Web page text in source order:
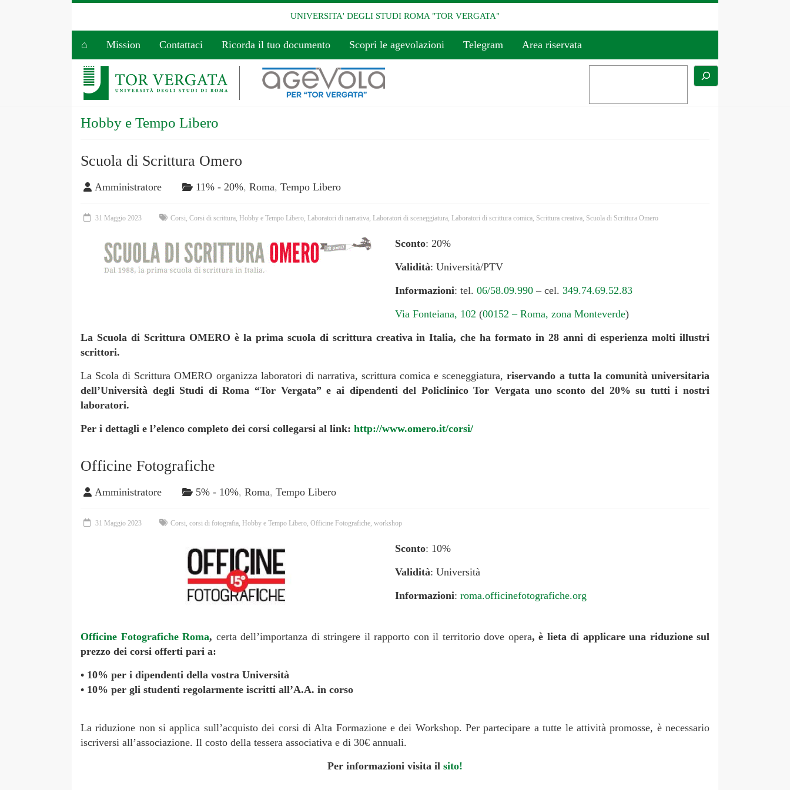
UNIVERSITA' DEGLI STUDI ROMA "TOR VERGATA"
⌂ Mission Contattaci Ricorda il tuo documento Scopri le agevolazioni Telegram Area riservata
Hobby e Tempo Libero
Scuola di Scrittura Omero
Amministratore 11% - 20%, Roma, Tempo Libero
31 Maggio 2023 Corsi, Corsi di scrittura, Hobby e Tempo Libero, Laboratori di narrativa, Laboratori di sceneggiatura, Laboratori di scrittura comica, Scrittura creativa, Scuola di Scrittura Omero
Sconto: 20%
Validità: Università/PTV
Informazioni: tel. 06/58.09.990 – cel. 349.74.69.52.83
Via Fonteiana, 102 (00152 – Roma, zona Monteverde)
La Scuola di Scrittura OMERO è la prima scuola di scrittura creativa in Italia, che ha formato in 28 anni di esperienza molti illustri
scrittori.
La Scola di Scrittura OMERO organizza laboratori di narrativa, scrittura comica e sceneggiatura, riservando a tutta la comunità universitaria
dell’Università degli Studi di Roma “Tor Vergata” e ai dipendenti del Policlinico Tor Vergata uno sconto del 20% su tutti i nostri
laboratori.
Per i dettagli e l’elenco completo dei corsi collegarsi al link: http://www.omero.it/corsi/
Officine Fotografiche
Amministratore 5% - 10%, Roma, Tempo Libero
31 Maggio 2023 Corsi, corsi di fotografia, Hobby e Tempo Libero, Officine Fotografiche, workshop
Sconto: 10%
Validità: Università
Informazioni: roma.officinefotografiche.org
Officine Fotografiche Roma, certa dell’importanza di stringere il rapporto con il territorio dove opera, è lieta di applicare una riduzione sul
prezzo dei corsi offerti pari a:
• 10% per i dipendenti della vostra Università
• 10% per gli studenti regolarmente iscritti all’A.A. in corso
La riduzione non si applica sull’acquisto dei corsi di Alta Formazione e dei Workshop. Per partecipare a tutte le attività promosse, è necessario
iscriversi all’associazione. Il costo della tessera associativa e di 30€ annuali.
Per informazioni visita il sito!